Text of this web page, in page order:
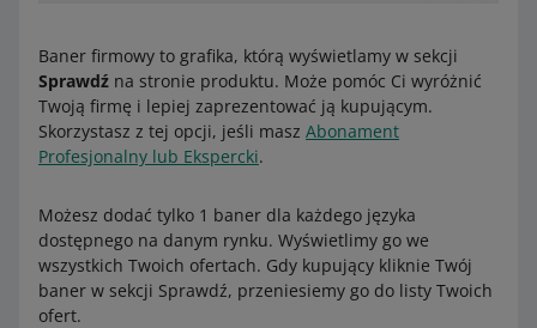
Baner firmowy to grafika, którą wyświetlamy w sekcji
Sprawdź na stronie produktu. Może pomóc Ci wyróżnić
Twoją firmę i lepiej zaprezentować ją kupującym.
Skorzystasz z tej opcji, jeśli masz Abonament
Profesjonalny lub Ekspercki.
Możesz dodać tylko 1 baner dla każdego języka
dostępnego na danym rynku. Wyświetlimy go we
wszystkich Twoich ofertach. Gdy kupujący kliknie Twój
baner w sekcji Sprawdź, przeniesiemy go do listy Twoich
ofert.